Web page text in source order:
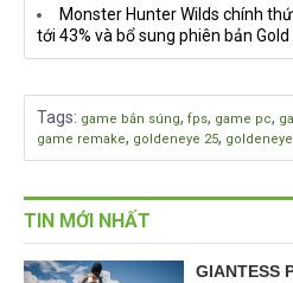
Monster Hunter Wilds chính
tới 43% và bổ sung phiên bản Gold
Tags: game bắn súng, fps, game pc,
game remake, goldeneye 25,
TIN MỚI NHẤT
GIANTESS